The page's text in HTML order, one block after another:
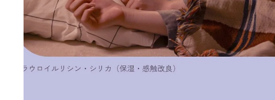
M
MAJOLICA MAJORCA 戀愛魔鏡
Mama & Kids 母嬰護膚
MAQuillAGE